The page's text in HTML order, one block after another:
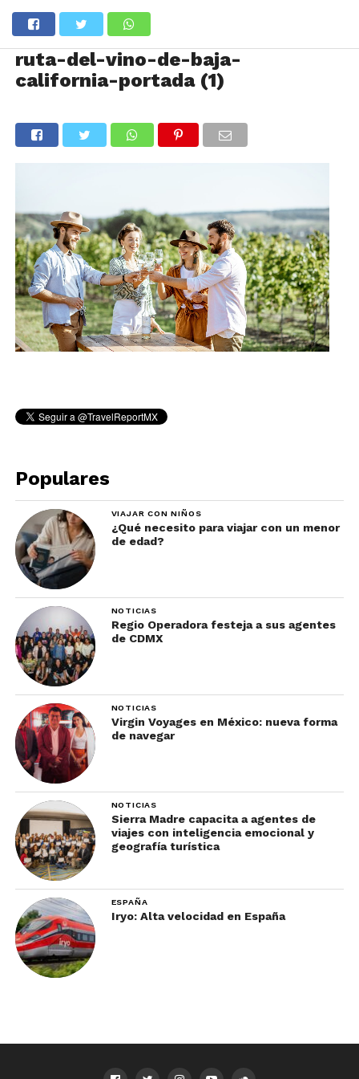
ruta-del-vino-de-baja-
california-portada (1)
Populares
VIAJAR CON NIÑOS
¿Qué necesito para viajar con un menor
de edad?
NOTICIAS
Regio Operadora festeja a sus agentes
de CDMX
NOTICIAS
Virgin Voyages en México: nueva forma
de navegar
NOTICIAS
Sierra Madre capacita a agentes de
viajes con inteligencia emocional y
geografía turística
ESPAÑA
Iryo: Alta velocidad en España